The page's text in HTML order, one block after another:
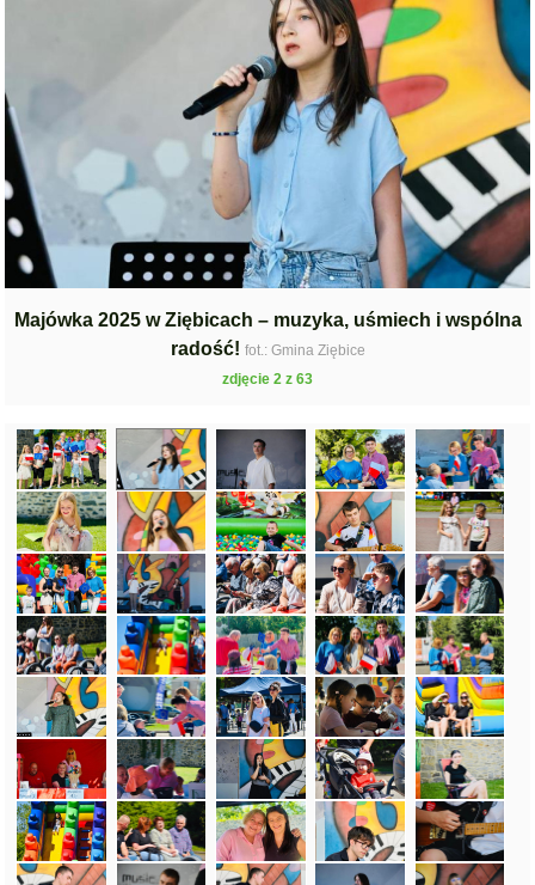
Majówka 2025 w Ziębicach – muzyka, uśmiech i wspólna
radość! fot.: Gmina Ziębice
zdjęcie 2 z 63